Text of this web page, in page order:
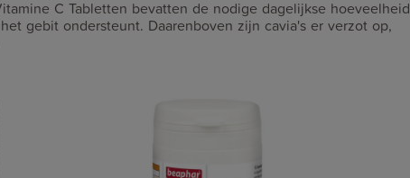
C Tabletten bevatten de nodige dagelijkse hoeveelheid
gebit ondersteunt. Daarenboven zijn cavia's er verzot op,